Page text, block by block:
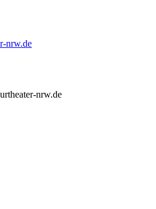
nrw.de
nrw.de